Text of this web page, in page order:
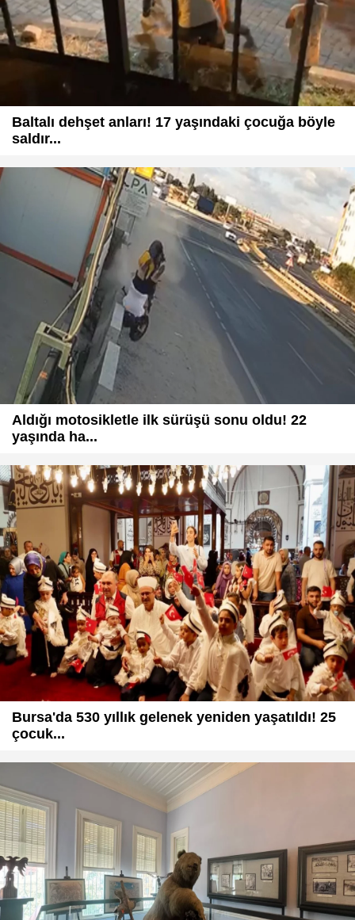
Baltalı dehşet anları! 17 yaşındaki çocuğa böyle
saldır...
Aldığı motosikletle ilk sürüşü sonu oldu! 22
yaşında ha...
Bursa'da 530 yıllık gelenek yeniden yaşatıldı! 25
çocuk...